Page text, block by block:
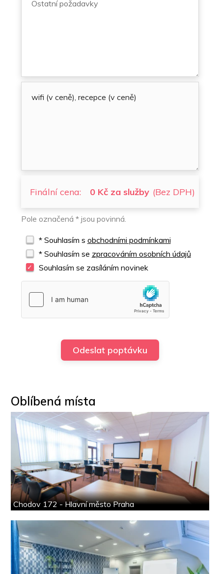
Finální cena: 0 Kč za služby (Bez DPH)
Pole označená * jsou povinná.
* Souhlasím s obchodními podmínkami
* Souhlasím se zpracováním osobních údajů
Souhlasím se zasíláním novinek
Oblíbená místa
Chodov 172 - Hlavní město Praha